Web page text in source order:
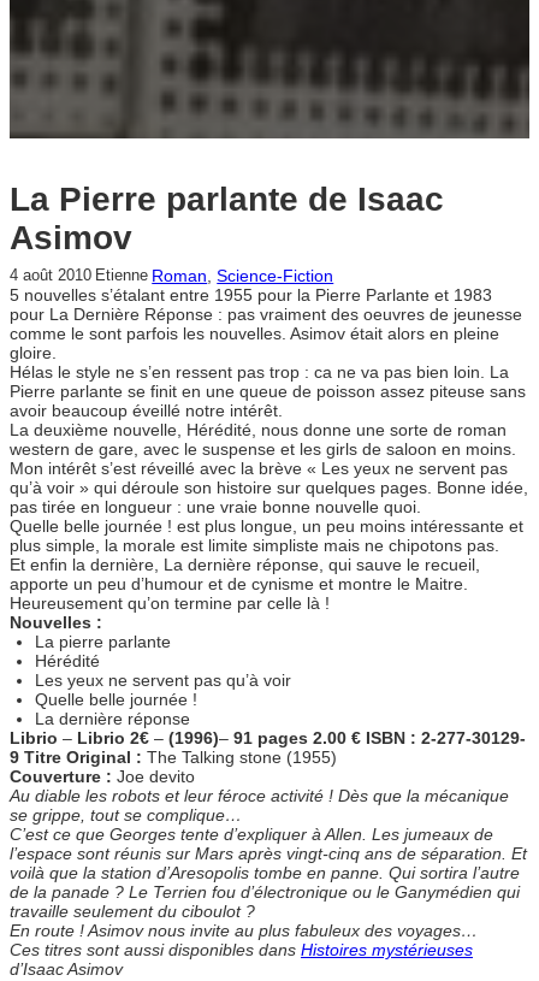
r
h
La Pierre parlante de Isaac
Asimov
4 août 2010 Etienne Roman, Science-Fiction
5 nouvelles s’étalant entre 1955 pour la Pierre Parlante et 1983
pour La Dernière Réponse : pas vraiment des oeuvres de jeunesse
comme le sont parfois les nouvelles. Asimov était alors en pleine
gloire.
Hélas le style ne s’en ressent pas trop : ca ne va pas bien loin. La
Pierre parlante se finit en une queue de poisson assez piteuse sans
avoir beaucoup éveillé notre intérêt.
La deuxième nouvelle, Hérédité, nous donne une sorte de roman
western de gare, avec le suspense et les girls de saloon en moins.
Mon intérêt s’est réveillé avec la brève « Les yeux ne servent pas
qu’à voir » qui déroule son histoire sur quelques pages. Bonne idée,
pas tirée en longueur : une vraie bonne nouvelle quoi.
Quelle belle journée ! est plus longue, un peu moins intéressante et
plus simple, la morale est limite simpliste mais ne chipotons pas.
Et enfin la dernière, La dernière réponse, qui sauve le recueil,
apporte un peu d’humour et de cynisme et montre le Maitre.
Heureusement qu’on termine par celle là !
Nouvelles :
La pierre parlante
Hérédité
Les yeux ne servent pas qu’à voir
Quelle belle journée !
La dernière réponse
Librio – Librio 2€ – (1996)– 91 pages 2.00 € ISBN : 2-277-30129-
9 Titre Original : The Talking stone (1955)
Couverture : Joe devito
Au diable les robots et leur féroce activité ! Dès que la mécanique
se grippe, tout se complique…
C’est ce que Georges tente d’expliquer à Allen. Les jumeaux de
l’espace sont réunis sur Mars après vingt-cinq ans de séparation. Et
voilà que la station d’Aresopolis tombe en panne. Qui sortira l’autre
de la panade ? Le Terrien fou d’électronique ou le Ganymédien qui
travaille seulement du ciboulot ?
En route ! Asimov nous invite au plus fabuleux des voyages…
Ces titres sont aussi disponibles dans Histoires mystérieuses
d’Isaac Asimov